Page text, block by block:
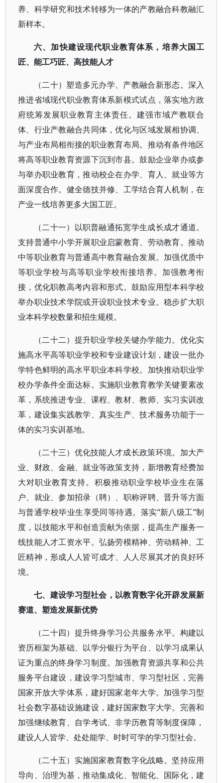
养、科学研究和技术转移为一体的产教融合科教融汇
新样本。
六、加快建设现代职业教育体系，培养大国工
匠、能工巧匠、高技能人才
（二十）塑造多元办学、产教融合新形态。深入
推进省域现代职业教育体系新模式试点，落实地方政
府统筹发展职业教育主体责任。建强市域产教联合
体、行业产教融合共同体，优化与区域发展相协调、
与产业布局相衔接的职业教育布局。推动有条件地区
将高等职业教育资源下沉到市县。鼓励企业举办或参
与举办职业教育，推动校企在办学、育人、就业等方
面深度合作。健全德技并修、工学结合育人机制，在
产业一线培养更多大国工匠。
（二十一）以职普融通拓宽学生成长成才通道。
支持普通中小学开展职业启蒙教育、劳动教育。推动
中等职业教育与普通高中教育融合发展。加强优质中
等职业学校与高等职业学校衔接培养。加强教考衔
接，优化职教高考内容和形式。鼓励应用型本科学校
举办职业技术学院或开设职业技术专业。稳步扩大职
业本科学校数量和招生规模。
（二十二）提升职业学校关键办学能力。优化实
施高水平高等职业学校和专业建设计划，建设一批办
学特色鲜明的高水平职业本科学校。加快推动职业学
校办学条件全面达标。实施职业教育教学关键要素改
革，系统推进专业、课程、教材、教师、实习实训改
革，建设集实践教学、真实生产、技术服务功能于一
体的实习实训基地。
（二十三）优化技能人才成长政策环境。加大产
业、财政、金融、就业等政策支持，新增教育经费加
大对职业教育支持。积极推动职业学校毕业生在落
户、就业、参加招录（聘）、职称评聘、晋升等方面
与普通学校毕业生享受同等待遇。落实“新八级工”制
度，以技能水平和创造贡献为依据，提高生产服务一
线技能人才工资水平。弘扬劳模精神、劳动精神、工
匠精神，形成人人皆可成才、人人尽展其才的良好环
境。
七、建设学习型社会，以教育数字化开辟发展新
赛道、塑造发展新优势
（二十四）提升终身学习公共服务水平。构建以
资历框架为基础、以学分银行为平台、以学习成果认
证为重点的终身学习制度。加强教育资源共享和公共
服务平台建设，建设学习型城市、学习型社区，完善
国家开放大学体系，建好国家老年大学。加强学习型
社会数字基础设施建设，建好国家数字大学。完善和
加强继续教育、自学考试、非学历教育等制度保障，
建设人人皆学、处处能学、时时可学的学习型社会。
（二十五）实施国家教育数字化战略。坚持应用
导向、治理为基，推动集成化、智能化、国际化，建